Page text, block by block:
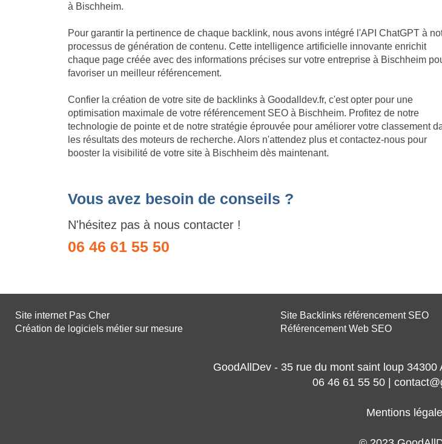
à Bischheim.
Pour garantir la pertinence de chaque backlink, nous avons intégré l'API ChatGPT à
processus de génération de contenu. Cette intelligence artificielle innovante enrichit
chaque page créée avec des informations précises sur votre entreprise à Bischheim
favoriser un meilleur référencement.
Confier la création de votre site de backlinks à Goodalldev.fr, c'est opter pour une
optimisation maximale de votre référencement SEO à Bischheim. Profitez de notre
technologie de pointe et de notre stratégie éprouvée pour améliorer votre classement
les résultats des moteurs de recherche. Alors n'attendez plus et contactez-nous pour
booster la visibilité de votre site à Bischheim dès maintenant.
Vous avez besoin de conseils ?
N'hésitez pas à nous contacter !
06 46 61 55 50
Site internet Pas Cher
Création de logiciels métier sur mesure
Site Backlinks référencement SEO
Référencement Web SEO
GoodAllDev - 35 rue du mont saint loup
06 46 61 55 50 |
Mentions